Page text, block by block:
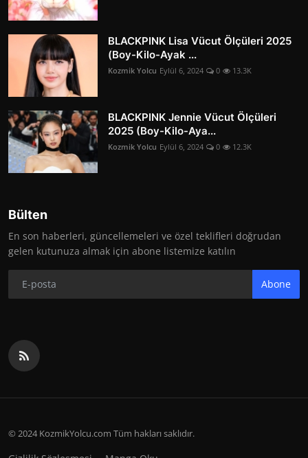
BLACKPINK Lisa Vücut Ölçüleri 2025
(Boy-Kilo-Ayak ...
Kozmik Yolcu Eylül 6, 2024 0 13.3K
BLACKPINK Jennie Vücut Ölçüleri
2025 (Boy-Kilo-Aya...
Kozmik Yolcu Eylül 6, 2024 0 12.3K
Bülten
En son haberleri, güncellemeleri ve özel teklifleri doğrudan
gelen kutunuza almak için abone listemize katılın
Abone
© 2024 KozmikYolcu.com Tüm hakları saklıdır.